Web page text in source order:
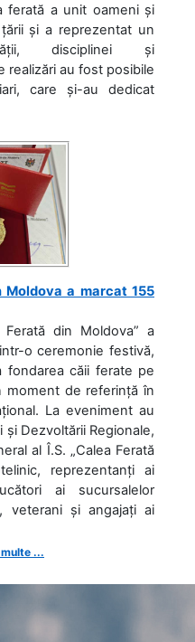
ferată a unit oameni și
și a reprezentat un
disciplinei și
realizări au fost posibile
care și-au dedicat
Moldova a marcat 155
din Moldova” a
o ceremonie festivă,
fondarea căii ferate pe
moment de referință în
La eveniment au
Dezvoltării Regionale,
al Î.S. „Calea Ferată
reprezentanți ai
ai sucursalelor
veterani și angajați ai
...